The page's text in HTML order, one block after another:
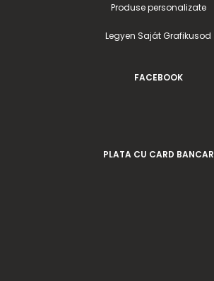
Produse personalizate
Legyen Saját Grafikusod
FACEBOOK
PLATA CU CARD BANCAR